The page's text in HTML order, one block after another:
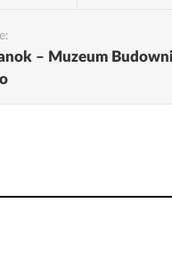
– Muzeum